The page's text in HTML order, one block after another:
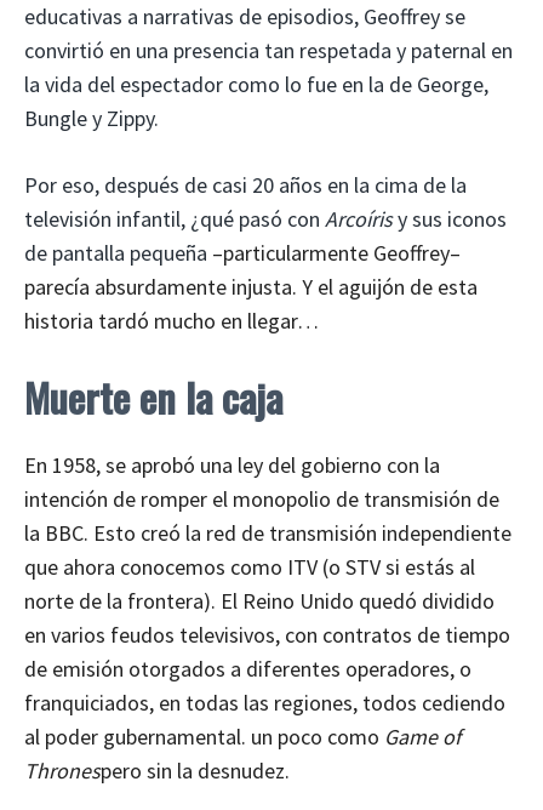
educativas a narrativas de episodios, Geoffrey se
convirtió en una presencia tan respetada y paternal en
la vida del espectador como lo fue en la de George,
Bungle y Zippy.
Por eso, después de casi 20 años en la cima de la
televisión infantil, ¿qué pasó con Arcoírisy sus iconos
de pantalla pequeña –particularmente Geoffrey–
parecía absurdamente injusta. Y el aguijón de esta
historia tardó mucho en llegar…
Muerte en la caja
En 1958, se aprobó una ley del gobierno con la
intención de romper el monopolio de transmisión de
la BBC. Esto creó la red de transmisión independiente
que ahora conocemos como ITV (o STV si estás al
norte de la frontera). El Reino Unido quedó dividido
en varios feudos televisivos, con contratos de tiempo
de emisión otorgados a diferentes operadores, o
franquiciados, en todas las regiones, todos cediendo
al poder gubernamental. un poco como Game of
Thronespero sin la desnudez.